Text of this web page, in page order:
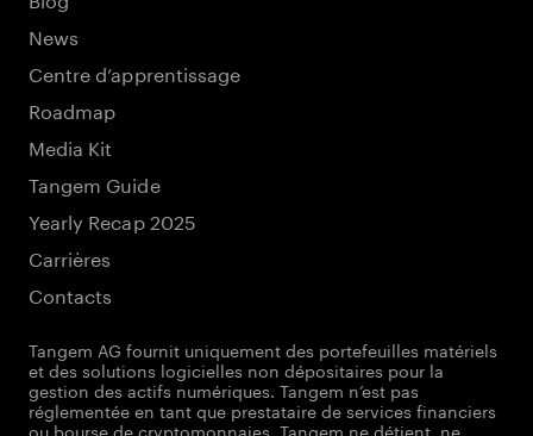
News
Centre d’apprentissage
Roadmap
Media Kit
Tangem Guide
Yearly Recap 2025
Carrières
Contacts
Tangem AG fournit uniquement des portefeuilles matériels
et des solutions logicielles non dépositaires pour la
gestion des actifs numériques. Tangem n’est pas
réglementée en tant que prestataire de services financiers
ou bourse de cryptomonnaies. Tangem ne détient, ne